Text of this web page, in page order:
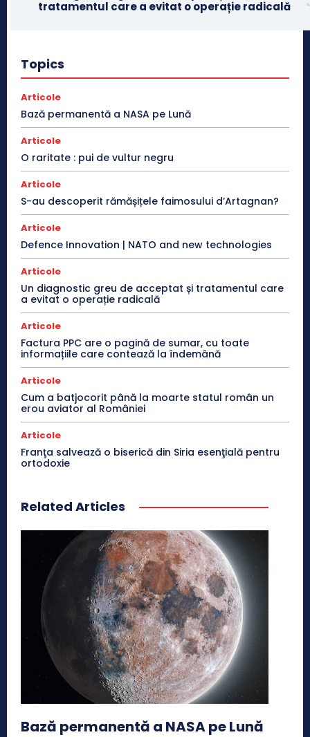
tratamentul care a evitat o operație radicală
Topics
Articole
Bază permanentă a NASA pe Lună
Articole
O raritate : pui de vultur negru
Articole
S-au descoperit rămășițele faimosului d’Artagnan?
Articole
Defence Innovation | NATO and new technologies
Articole
Un diagnostic greu de acceptat și tratamentul care
a evitat o operație radicală
Articole
Factura PPC are o pagină de sumar, cu toate
informațiile care contează la îndemână
Articole
Cum a batjocorit până la moarte statul român un
erou aviator al României
Articole
Franţa salvează o biserică din Siria esenţială pentru
ortodoxie
Related Articles
Bază permanentă a NASA pe Lună